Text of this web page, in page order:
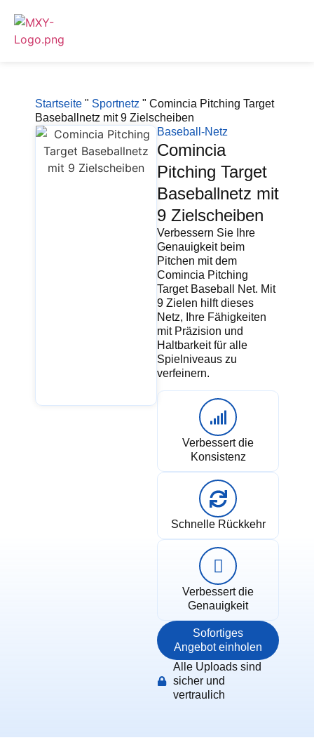
Startseite " Sportnetz " Comincia Pitching Target
Baseballnetz mit 9 Zielscheiben
Baseball-Netz
Comincia
Pitching Target
Baseballnetz mit
9 Zielscheiben
Verbessern Sie Ihre
Genauigkeit beim
Pitchen mit dem
Comincia Pitching
Target Baseball Net. Mit
9 Zielen hilft dieses
Netz, Ihre Fähigkeiten
mit Präzision und
Haltbarkeit für alle
Spielniveaus zu
verfeinern.
Verbessert die
Konsistenz
Schnelle Rückkehr
Verbessert die
Genauigkeit
Sofortiges
Angebot einholen
Alle Uploads sind
sicher und
vertraulich